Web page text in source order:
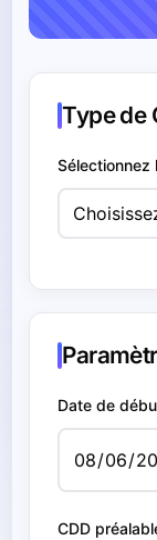
Type de
Sélectionnez
Date de
CDD